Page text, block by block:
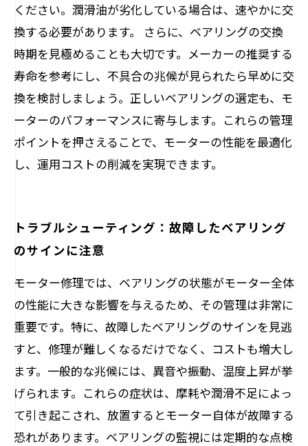
ください。潤滑油が劣化している場合は、速やかに交
換する必要があります。 さらに、ベアリングの交換
時期を見極めることも大切です。メーカーの推奨する
寿命を参考にし、不具合の兆候が見られたら早めに交
換を検討しましょう。正しいベアリングの選定も、モ
ーターのパフォーマンスに寄与します。これらの管理
ポイントを押さえることで、モーターの性能を最適化
し、運用コストの削減を実現できます。
トラブルシューティング：故障したベアリング
のサインに注意
モーター修理では、ベアリングの状態がモーター全体
の性能に大きな影響を与えるため、その管理は非常に
重要です。特に、故障したベアリングのサインを見逃
すと、修理が難しくなるだけでなく、コストも増大し
ます。一般的な兆候には、異音や振動、温度上昇が挙
げられます。これらの症状は、摩耗や潤滑不足によっ
て引き起こされ、放置するとモーター自体が故障する
恐れがあります。ベアリングの監視には定期的な点検